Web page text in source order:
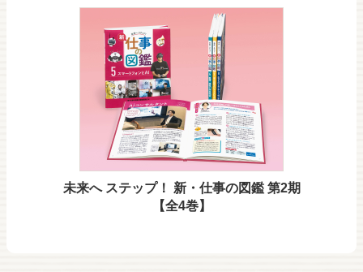
未来へ ステップ！ 新・仕事の図鑑 第2期
【全4巻】